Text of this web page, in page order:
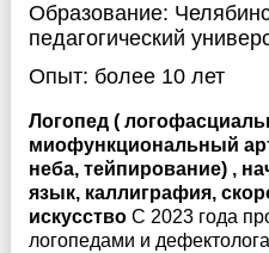
Образование:
педагогический
Опыт: более 10 лет
Логопед (
миофункциональный
неба, тейпирование) ,
язык, каллиграфия,
искусство С 2023 года
логопедами и